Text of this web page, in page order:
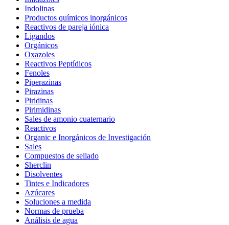
Indolinas
Productos químicos inorgánicos
Reactivos de pareja iónica
Ligandos
Orgánicos
Oxazoles
Reactivos Peptídicos
Fenoles
Piperazinas
Pirazinas
Piridinas
Pirimidinas
Sales de amonio cuaternario
Reactivos
Organic e Inorgánicos de Investigación
Sales
Compuestos de sellado
Sherclin
Disolventes
Tintes e Indicadores
Azúcares
Soluciones a medida
Normas de prueba
Análisis de agua